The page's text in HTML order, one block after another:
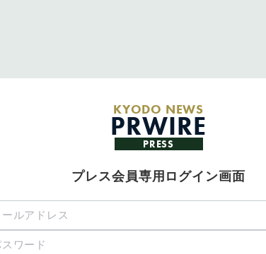
KYODO NEWS
PRWIRE
PRESS
プレス会員専用ログイン画面